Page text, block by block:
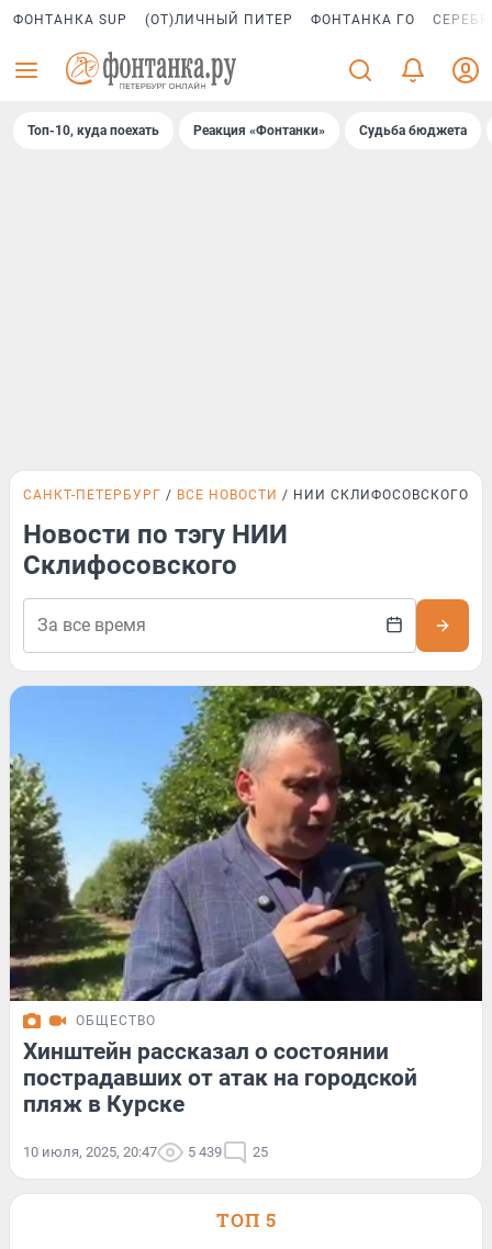
ФОНТАНКА SUP (ОТ)ЛИЧНЫЙ ПИТЕР ФОНТАНКА ГО
Топ-10, куда поехать Реакция «Фонтанки» Судьба бюджета
САНКТ-ПЕТЕРБУРГ ВСЕ НОВОСТИ НИИ СКЛИФОСОВСКОГО
Новости по тэгу НИИ
Склифосовского
ОБЩЕСТВО
Хинштейн рассказал о состоянии
пострадавших от атак на городской
пляж в Курске
10 июля, 2025, 20:47 5 439 25
ТОП 5